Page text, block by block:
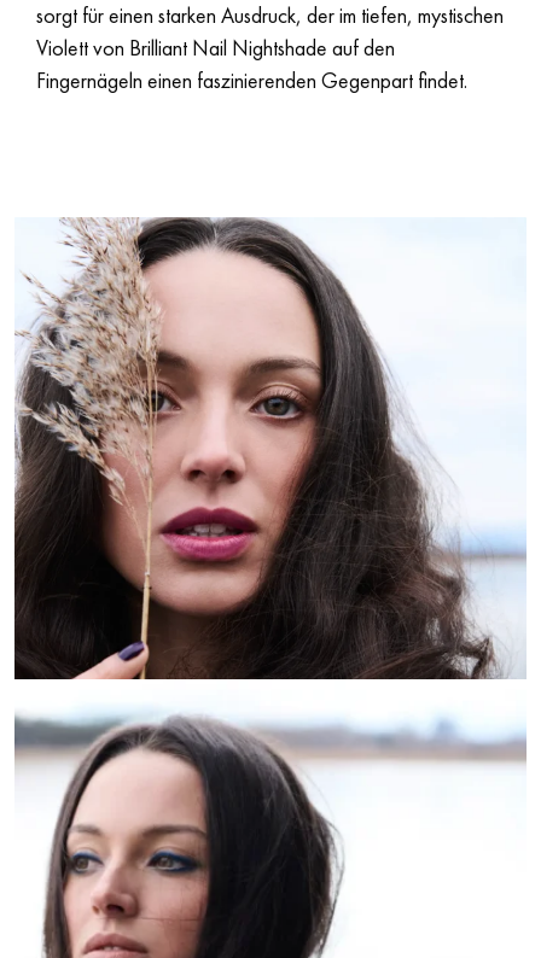
sorgt für einen starken Ausdruck, der im tiefen, mystischen
Violett von Brilliant Nail Nightshade auf den
Fingernägeln einen faszinierenden Gegenpart findet.